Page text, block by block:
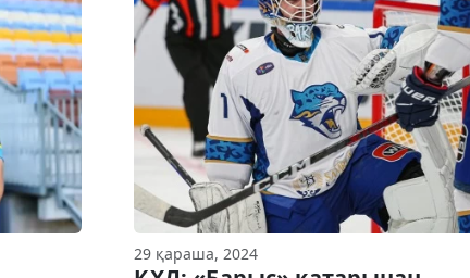
29 қараша, 2024